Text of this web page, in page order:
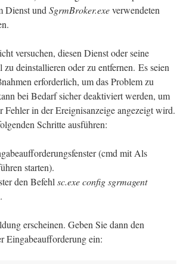
Dienst und SgrmBroker.exeverwendeten
versuchen, diesen Dienst oder seine
deinstallieren oder zu entfernen. Es seien
erforderlich, um das Problem zu
bei Bedarf sicher deaktiviert werden, um
Fehler in der Ereignisanzeige angezeigt wird.
Schritte ausführen:
(cmd mit Als
starten).
den Befehl sc.exe config sgrmagent
erscheinen. Geben Sie dann den
Eingabeaufforderung ein: